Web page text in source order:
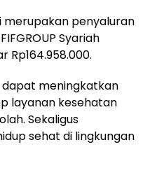
merupakan penyaluran
Syariah
Rp164.958.000.
dapat meningkatkan
layanan kesehatan
Sekaligus
sehat di lingkungan